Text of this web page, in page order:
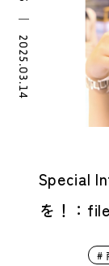
｜
2025.03.14
Special
を！：
#